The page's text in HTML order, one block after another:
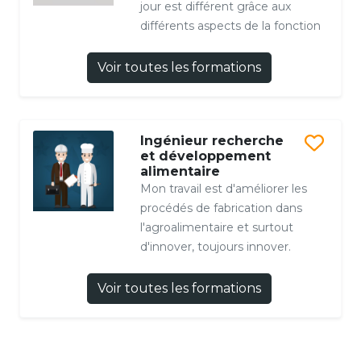
jour est différent grâce aux
différents aspects de la fonction
Voir toutes les formations
Ingénieur recherche
et développement
alimentaire
Mon travail est d'améliorer les
procédés de fabrication dans
l'agroalimentaire et surtout
d'innover, toujours innover.
Voir toutes les formations